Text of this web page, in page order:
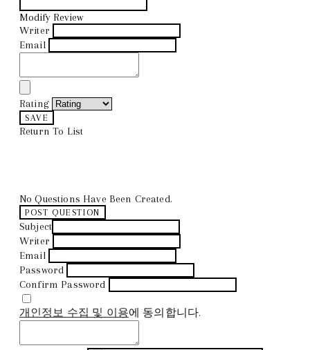
Modify Review
Writer
Email
Rating
SAVE
Return To List
No Questions Have Been Created.
POST QUESTION
Subject
Writer
Email
Password
Confirm Password
개인정보 수집 및 이용에 동의합니다.